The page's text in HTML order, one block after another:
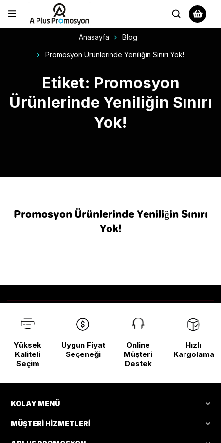
Anasayfa Blog
Promosyon Ürünlerinde Yeniliğin Sınırı Yok!
Etiket: Promosyon
Ürünlerinde Yeniliğin Sınırı
Yok!
Promosyon Ürünlerinde Yeniliğin Sınırı
Yok!
Yüksek
Kaliteli
Seçim
Uygun Fiyat
Seçeneği
Online
Müşteri
Destek
Hızlı
Kargolama
KOLAY MENÜ
MÜŞTERI HIZMETLERI